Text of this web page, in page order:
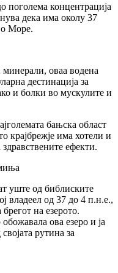
поголема концентрација
дека има околу 37
Море.
оваа водена
дестинација за
и болки во мускулите и
бањска област
крајбрежје има хотели и
ефекти.
уште од библиските
владеел од 37 до 4 п.н.е.,
на езерото.
ова езеро и ја
рутина за